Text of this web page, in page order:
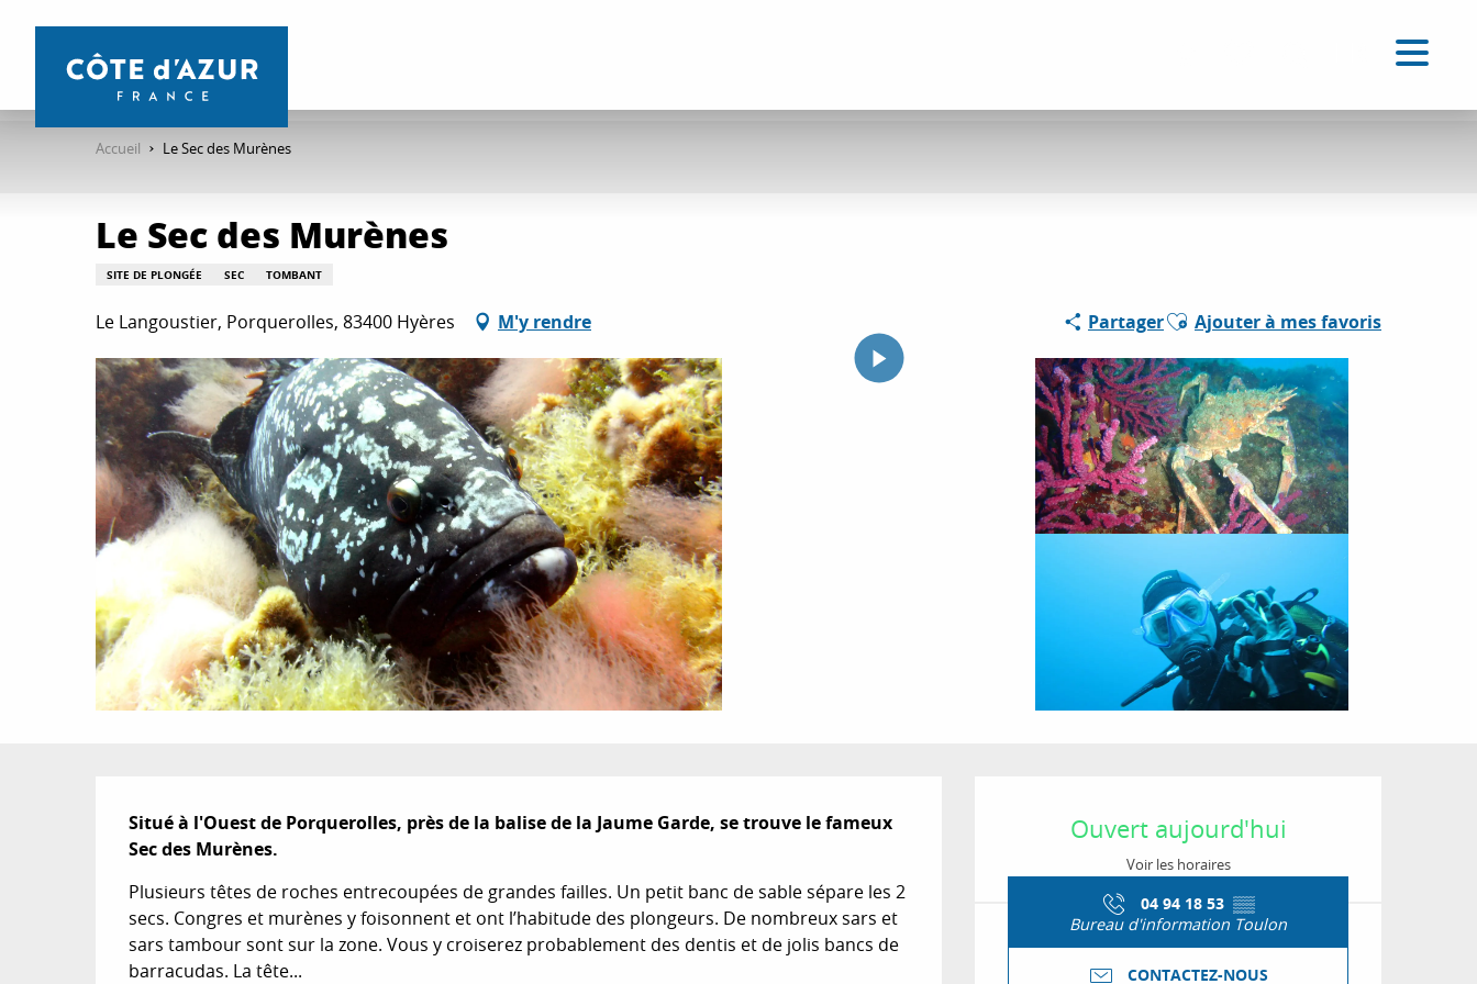
contenu
Accueil Le Sec des Murènes
Le Sec des Murènes
SITE DE PLONGÉE SEC TOMBANT
Le Langoustier, Porquerolles, 83400 Hyères M'y rendre PartagerAjouter aux favoris
Ajouter à mes favoris
Ouverture et
Ouvert aujourd'hui
Voir les horaires
04 94 18 53 ▒▒
Bureau d'information Toulon
CONTACTEZ-NOUS
Description
Situé à l'Ouest de Porquerolles, près de la balise de la Jaume Garde, se trouve le fameux
Sec des Murènes.
Plusieurs têtes de roches entrecoupées de grandes failles. Un petit banc de sable sépare les 2
secs. Congres et murènes y foisonnent et ont l’habitude des plongeurs. De nombreux sars et
sars tambour sont sur la zone. Vous y croiserez probablement des dentis et de jolis bancs de
barracudas. La tête...